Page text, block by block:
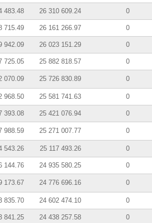
483.48 26 310 609.24 0
715.49 26 161 266.97 0
942.09 26 023 151.29 0
725.05 25 882 818.57 0
070.09 25 726 830.89 0
968.50 25 581 741.63 0
393.08 25 421 076.94 0
988.59 25 271 007.77 0
543.26 25 117 493.26 0
144.76 24 935 580.25 0
173.67 24 776 696.16 0
835.70 24 602 474.10 0
841.25 24 438 257.58 0